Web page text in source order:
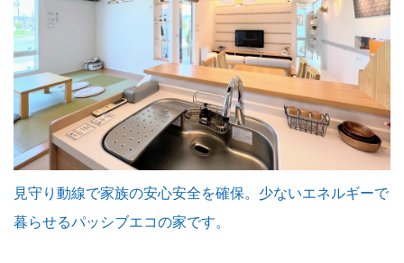
見守り動線で家族の安心安全を確保。少ないエネルギーで
暮らせるパッシブエコの家です。